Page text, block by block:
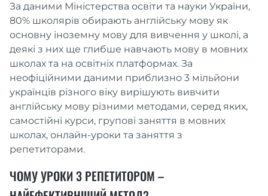
За даними Міністерства освіти та науки України,
80% школярів обирають англійську мову як
основну іноземну мову для вивчення у школі, а
деякі з них ще глибше навчають мову в мовних
школах та на освітніх платформах. За
неофіційними даними приблизно 3 мільйони
українців різного віку вирішують вивчити
англійську мову різними методами, серед яких,
самостійні курси, групові заняття в мовних
школах, онлайн-уроки та заняття з
репетиторами.
ЧОМУ УРОКИ З РЕПЕТИТОРОМ –